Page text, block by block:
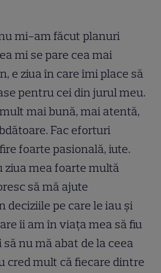
mi-am făcut planuri
mi se pare cea mai
e ziua în care îmi place să
pentru cei din jurul meu.
mai bună, mai atentă,
Fac eforturi
foarte pasională, iute.
ziua mea foarte multă
să mă ajute
deciziile pe care le iau şi
îi am în viaţa mea să fiu
nu mă abat de la ceea
cred mult că fiecare dintre